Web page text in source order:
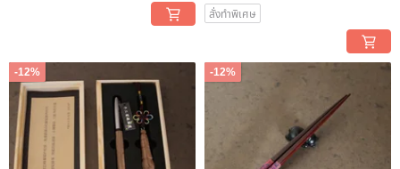
สั่งทำพิเศษ
-12% -12%